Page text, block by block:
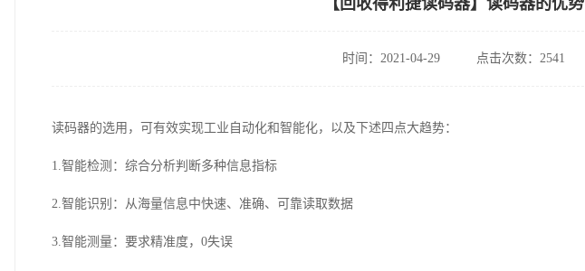
【回收得利捷读码器】读码器的优势
时间：2021-04-29 点击次数：2541
读码器的选用，可有效实现工业自动化和智能化，以及下述四点大趋势：
1.智能检测：综合分析判断多种信息指标
2.智能识别：从海量信息中快速、准确、可靠读取数据
3.智能测量：要求精准度，0失误